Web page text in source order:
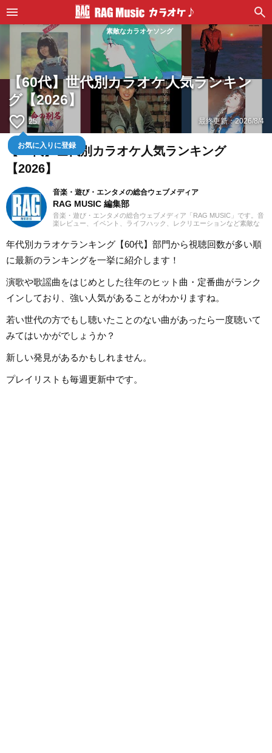
素敵なカラオケソング
【60代】世代別カラオケ人気ランキン
グ【2026】
favorite_border 25
お気に入りに登録
最終更新：2026/8/4
【60代】世代別カラオケ人気ランキング
【2026】
音楽・遊び・エンタメの総合ウェブメディア
RAG MUSIC 編集部
音楽・遊び・エンタメの総合ウェブメディア「RAG MUSIC」です。音
楽レビュー、イベント、ライフハック、レクリエーションなど素敵な
年代別カラオケランキング【60代】部門から視聴回数が多い順
に最新のランキングを一挙に紹介します！
演歌や歌謡曲をはじめとした往年のヒット曲・定番曲がランク
インしており、強い人気があることがわかりますね。
若い世代の方でもし聴いたことのない曲があったら一度聴いて
みてはいかがでしょうか？
新しい発見があるかもしれません。
プレイリストも毎週更新中です。